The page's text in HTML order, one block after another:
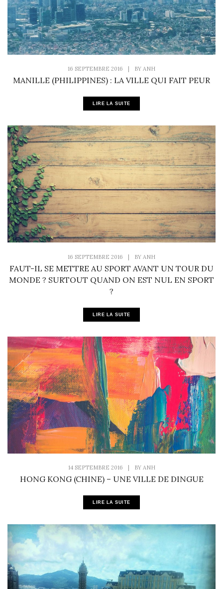
16 SEPTEMBRE 2016 BY ANH
MANILLE (PHILIPPINES) : LA VILLE QUI FAIT PEUR
LIRE LA SUITE
16 SEPTEMBRE 2016 | BY ANH
FAUT-IL SE METTRE AU SPORT AVANT UN TOUR DU
MONDE ? SURTOUT QUAND ON EST NUL EN SPORT
?
LIRE LA SUITE
14 SEPTEMBRE 2016 BY ANH
HONG KONG (CHINE) – UNE VILLE DE DINGUE
LIRE LA SUITE